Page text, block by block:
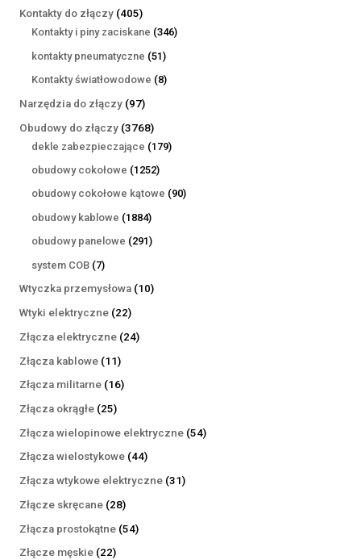
Kontakty do złączy 405405
produktów
Kontakty i piny zaciskane 346346
kontakty pneumatyczne 5151
produktów
Kontakty światłowodowe 88
Narzędzia do złączy 9797
produktów
Obudowy do złączy 37683768
produktów
dekle zabezpieczające 179179
obudowy cokołowe 12521252
produkty
obudowy cokołowe kątowe 9090
obudowy kablowe 18841884
produkty
obudowy panelowe 291291
system COB 77
produktów
Wtyczka przemysłowa 1010
Wtyki elektryczne 2222
produkty
Złącza elektryczne 2424
Złącza kablowe 1111
produktów
Złącza militarne 1616
Złącza okrągłe 2525
produktów
Złącza wielopinowe elektryczne 5454
Złącza wielostykowe 4444
produkty
Złącza wtykowe elektryczne 3131
Złącze skręcane 2828
produktów
Złącza prostokątne 5454
Złącze męskie 2222